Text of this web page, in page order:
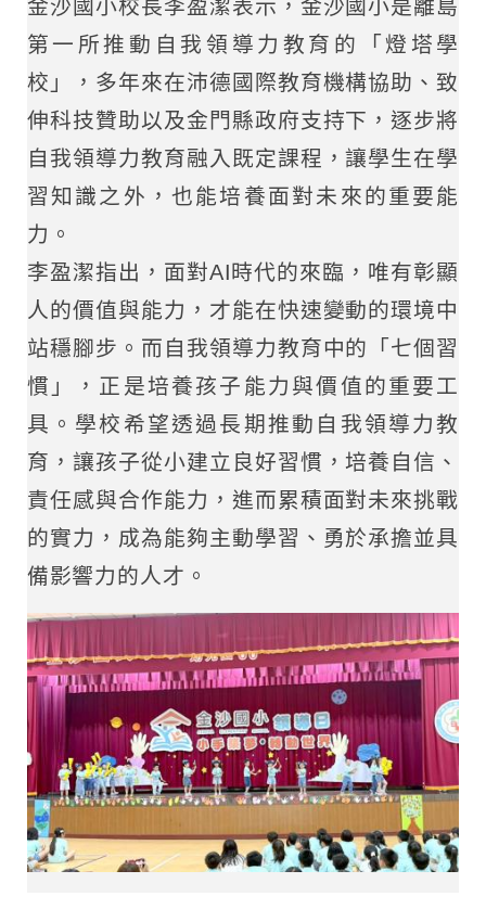
金沙國小校長李盈潔表示，金沙國小是離島
第一所推動自我領導力教育的「燈塔學
校」，多年來在沛德國際教育機構協助、致
伸科技贊助以及金門縣政府支持下，逐步將
自我領導力教育融入既定課程，讓學生在學
習知識之外，也能培養面對未來的重要能
力。
李盈潔指出，面對AI時代的來臨，唯有彰顯
人的價值與能力，才能在快速變動的環境中
站穩腳步。而自我領導力教育中的「七個習
慣」，正是培養孩子能力與價值的重要工
具。學校希望透過長期推動自我領導力教
育，讓孩子從小建立良好習慣，培養自信、
責任感與合作能力，進而累積面對未來挑戰
的實力，成為能夠主動學習、勇於承擔並具
備影響力的人才。